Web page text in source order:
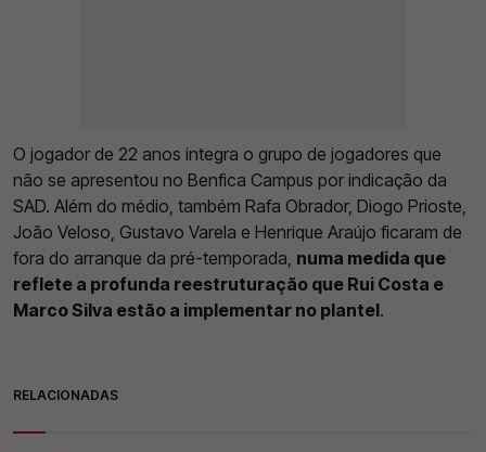
O jogador de 22 anos integra o grupo de jogadores que
não se apresentou no Benfica Campus por indicação da
SAD. Além do médio, também Rafa Obrador, Diogo Prioste,
João Veloso, Gustavo Varela e Henrique Araújo ficaram de
fora do arranque da pré-temporada, numa medida que
reflete a profunda reestruturação que Rui Costa e
Marco Silva estão a implementar no plantel.
RELACIONADAS